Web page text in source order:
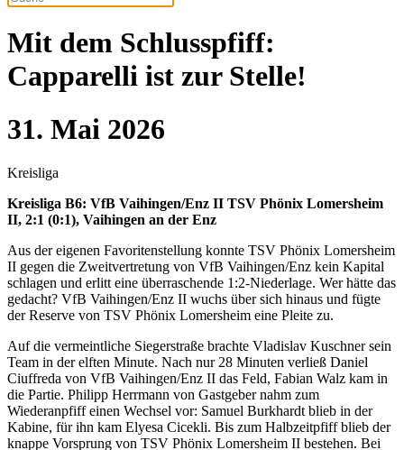
Mit dem Schlusspfiff:
Capparelli ist zur Stelle!
31. Mai 2026
Kreisliga
Kreisliga B6: VfB Vaihingen/Enz II TSV Phönix Lomersheim
II, 2:1 (0:1), Vaihingen an der Enz
Aus der eigenen Favoritenstellung konnte TSV Phönix Lomersheim
II gegen die Zweitvertretung von VfB Vaihingen/Enz kein Kapital
schlagen und erlitt eine überraschende 1:2-Niederlage. Wer hätte das
gedacht? VfB Vaihingen/Enz II wuchs über sich hinaus und fügte
der Reserve von TSV Phönix Lomersheim eine Pleite zu.
Auf die vermeintliche Siegerstraße brachte Vladislav Kuschnersein
Team in der elften Minute. Nach nur 28 Minuten verließ Daniel
Ciuffreda von VfB Vaihingen/Enz II das Feld, Fabian Walz kam in
die Partie. Philipp Herrmann von Gastgeber nahm zum
Wiederanpfiff einen Wechsel vor: Samuel Burkhardt blieb in der
Kabine, für ihn kam Elyesa Cicekli. Bis zum Halbzeitpfiff blieb der
knappe Vorsprung von TSV Phönix Lomersheim II bestehen. Bei